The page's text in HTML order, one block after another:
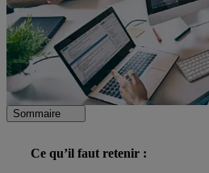
Sommaire
Ce qu’il faut retenir :